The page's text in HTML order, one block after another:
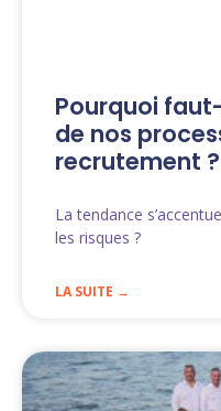
Pourquoi
de nos
recrutement ?
La tendance
les risques ?
LA SUITE →